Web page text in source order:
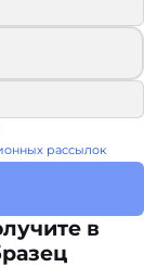
рассылок
в